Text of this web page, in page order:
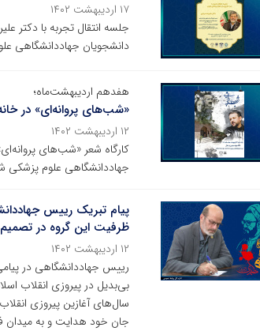
۱۷ اردیبهشت ۱۴۰۲
جلسه انتقال تجربه با دکتر
دانشجویان جهاددانشگاهی علوم پزشکی شهید
هفدهم اردیبهشت‌ماه؛
«شب‌های پروانه‌ای» در
۱۲ اردیبهشت ۱۴۰۲
کارگاه شعر «شب‌های
جهاددانشگاهی علوم پزشکی
پیام تبریک رییس
ظرفیت این گروه در
۱۲ اردیبهشت ۱۴۰۲
رییس جهاددانشگاهی در
بی‌بدیل در پیروزی انقلاب
سال‌های آغازین پیروزی
جان خود هدایت و به میدان